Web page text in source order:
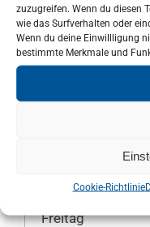
zuzugreifen. Wenn du diesen
wie das Surfverhalten oder
Wenn du deine Einwillligung
bestimmte Merkmale und
Cookie-Richtlinie
Montag
Dienstag
Freitag